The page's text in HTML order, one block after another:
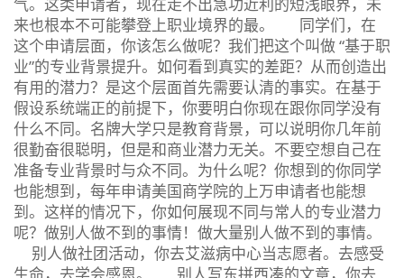
气。这类申请者，现在走不出急功近利的短浅眼界，未
来也根本不可能攀登上职业境界的最。 同学们，在
这个申请层面，你该怎么做呢？我们把这个叫做 “基于职
业”的专业背景提升。如何看到真实的差距？从而创造出
有用的潜力？是这个层面首先需要认清的事实。在基于
假设系统端正的前提下，你要明白你现在跟你同学没有
什么不同。名牌大学只是教育背景，可以说明你几年前
很勤奋很聪明，但是和商业潜力无关。不要空想自己在
准备专业背景时与众不同。为什么呢？你想到的你同学
也能想到，每年申请美国商学院的上万申请者也能想
到。这样的情况下，你如何展现不同与常人的专业潜力
呢？做别人做不到的事情！做大量别人做不到的事情。
别人做社团活动，你去艾滋病中心当志愿者。去感受